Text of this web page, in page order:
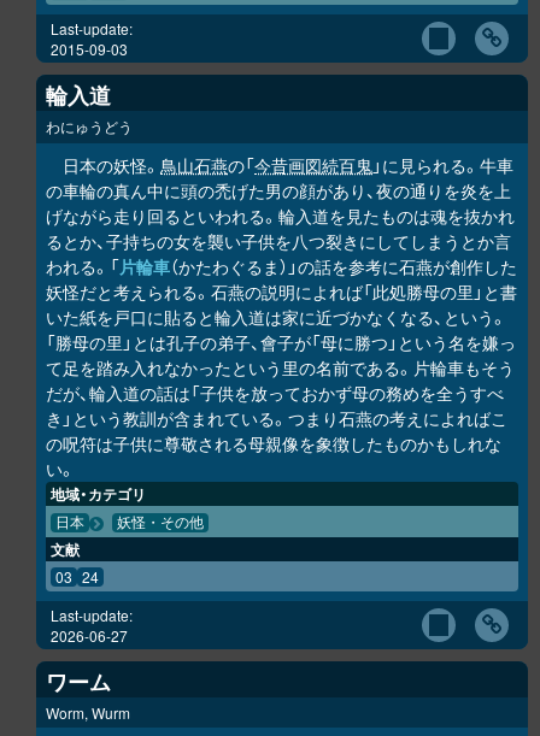
Last-update:
2015-09-03
輪入道
わにゅうどう
日本の妖怪。 鳥山石燕の「今昔画図続百鬼」に見られる。牛車
の車輪の真ん中に頭の禿げた男の顔があり、夜の通りを炎を上
げながら走り回るといわれる。輪入道を見たものは魂を抜かれ
るとか、子持ちの女を襲い子供を八つ裂きにしてしまうとか言
われる。「片輪車（かたわぐるま）」の話を参考に石燕が創作した
妖怪だと考えられる。石燕の説明によれば「此処勝母の里」と書
いた紙を戸口に貼ると輪入道は家に近づかなくなる、という。
「勝母の里」とは孔子の弟子、會子が「母に勝つ」という名を嫌っ
て足を踏み入れなかったという里の名前である。片輪車もそう
だが、輪入道の話は「子供を放っておかず母の務めを全うすべ
き」という教訓が含まれている。つまり石燕の考えによればこ
の呪符は子供に尊敬される母親像を象徴したものかもしれな
い。
地域・カテゴリ
日本 妖怪・その他
文献
03 24
Last-update:
2026-06-27
ワーム
Worm, Wurm